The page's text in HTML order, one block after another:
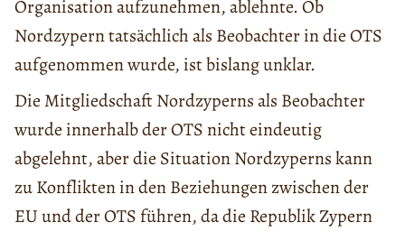
Organisation aufzunehmen, ablehnte. Ob
Nordzypern tatsächlich als Beobachter in die OTS
aufgenommen wurde, ist bislang unklar.
Die Mitgliedschaft Nordzyperns als Beobachter
wurde innerhalb der OTS nicht eindeutig
abgelehnt, aber die Situation Nordzyperns kann
zu Konflikten in den Beziehungen zwischen der
EU und der OTS führen, da die Republik Zypern